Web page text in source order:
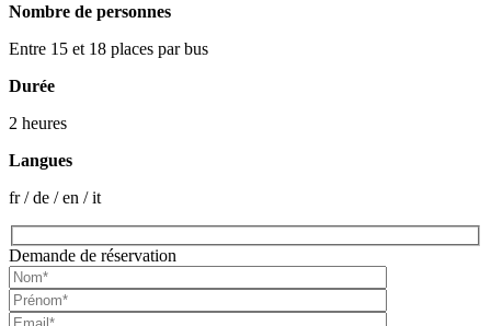
Nombre de personnes
Entre 15 et 18 places par bus
Durée
2 heures
Langues
fr / de / en / it
Demande de réservation